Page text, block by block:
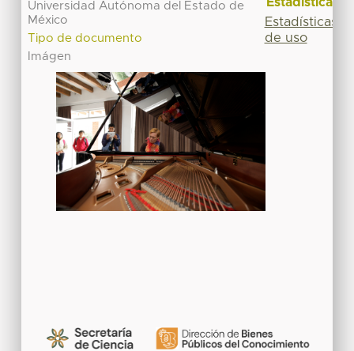
Universidad Autónoma del Estado de
México
Tipo de documento
Imágen
Estadísticas
de uso